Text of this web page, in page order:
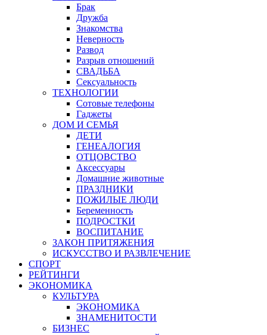
Брак
Дружба
Знакомства
Неверность
Развод
Разрыв отношений
СВАДЬБА
Сексуальность
ТЕХНОЛОГИИ
Сотовые телефоны
Гаджеты
ДОМ И СЕМЬЯ
ДЕТИ
ГЕНЕАЛОГИЯ
ОТЦОВСТВО
Аксессуары
Домашние животные
ПРАЗДНИКИ
ПОЖИЛЫЕ ЛЮДИ
Беременность
ПОДРОСТКИ
ВОСПИТАНИЕ
ЗАКОН ПРИТЯЖЕНИЯ
ИСКУССТВО И РАЗВЛЕЧЕНИЕ
СПОРТ
РЕЙТИНГИ
ЭКОНОМИКА
КУЛЬТУРА
ЭКОНОМИКА
ЗНАМЕНИТОСТИ
БИЗНЕС